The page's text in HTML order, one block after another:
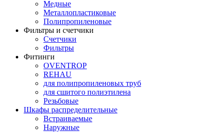
Медные
Металлопластиковые
Полипропиленовые
Фильтры и счетчики
Счетчики
Фильтры
Фитинги
OVENTROP
REHAU
для полипропиленовых труб
для сшитого полиэтилена
Резьбовые
Шкафы распределительные
Встраиваемые
Наружные